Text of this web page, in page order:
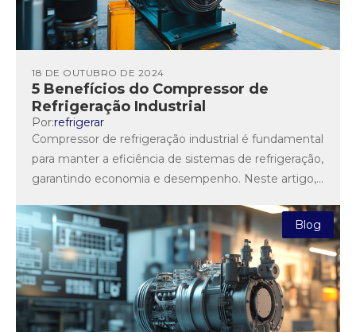
5 Benefícios do Compressor de
Refrigeração Industrial
18 DE OUTUBRO DE 2024
Por:refrigerar
Compressor de refrigeração industrial é fundamental
para manter a eficiência de sistemas de refrigeração,
garantindo economia e desempenho. Neste artigo,
Blog